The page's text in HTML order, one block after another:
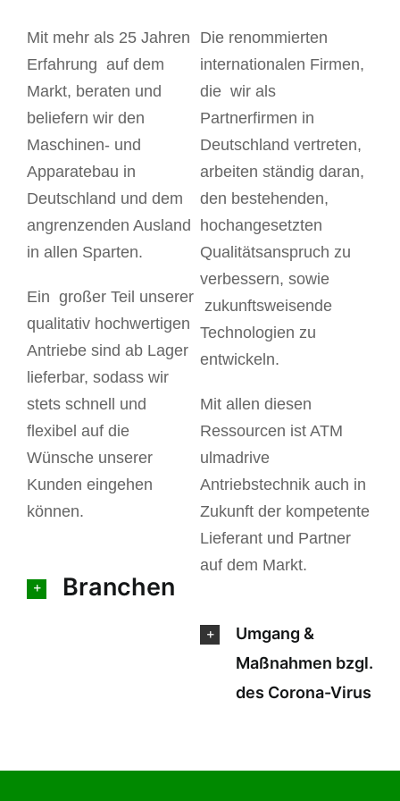
Mit mehr als 25 Jahren
Erfahrung auf dem
Markt, beraten und
beliefern wir den
Maschinen- und
Apparatebau in
Deutschland und dem
angrenzenden Ausland
in allen Sparten.
Ein großer Teil unserer
qualitativ hochwertigen
Antriebe sind ab Lager
lieferbar, sodass wir
stets schnell und
flexibel auf die
Wünsche unserer
Kunden eingehen
können.
Branchen
Die renommierten
internationalen Firmen,
die wir als
Partnerfirmen in
Deutschland vertreten,
arbeiten ständig daran,
den bestehenden,
hochangesetzten
Qualitätsanspruch zu
verbessern, sowie
zukunftsweisende
Technologien zu
entwickeln.
Mit allen diesen
Ressourcen ist ATM
ulmadrive
Antriebstechnik auch in
Zukunft der kompetente
Lieferant und Partner
auf dem Markt.
Umgang &
Maßnahmen bzgl.
des Corona-Virus